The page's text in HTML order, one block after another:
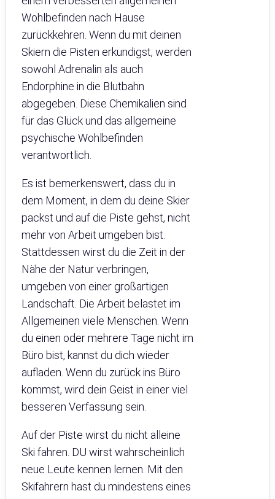
Wohlbefinden nach Hause
zurückkehren. Wenn du mit deinen
Skiern die Pisten erkundigst, werden
sowohl Adrenalin als auch
Endorphine in die Blutbahn
abgegeben. Diese Chemikalien sind
für das Glück und das allgemeine
psychische Wohlbefinden
verantwortlich.
Es ist bemerkenswert, dass du in
dem Moment, in dem du deine Skier
packst und auf die Piste gehst, nicht
mehr von Arbeit umgeben bist.
Stattdessen wirst du die Zeit in der
Nähe der Natur verbringen,
umgeben von einer großartigen
Landschaft. Die Arbeit belastet im
Allgemeinen viele Menschen. Wenn
du einen oder mehrere Tage nicht im
Büro bist, kannst du dich wieder
aufladen. Wenn du zurück ins Büro
kommst, wird dein Geist in einer viel
besseren Verfassung sein.
Auf der Piste wirst du nicht alleine
Ski fahren. DU wirst wahrscheinlich
neue Leute kennen lernen. Mit den
Skifahrern hast du mindestens eines